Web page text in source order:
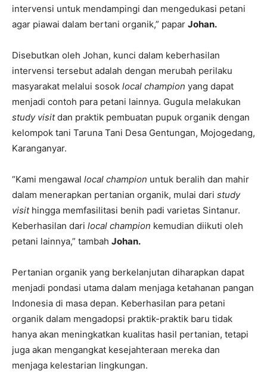
intervensi untuk mendampingi dan mengedukasi petani
agar piawai dalam bertani organik,” papar Johan.
Disebutkan oleh Johan, kunci dalam keberhasilan
intervensi tersebut adalah dengan merubah perilaku
masyarakat melalui sosok local champion yang dapat
menjadi contoh para petani lainnya. Gugula melakukan
study visitdan praktik pembuatan pupuk organik dengan
kelompok tani Taruna Tani Desa Gentungan, Mojogedang,
Karanganyar.
“Kami mengawal local champion untuk beralih dan mahir
dalam menerapkan pertanian organik, mulai dari study
visit hingga memfasilitasi benih padi varietas Sintanur.
Keberhasilan dari local champion kemudian diikuti oleh
petani lainnya,” tambah Johan.
Pertanian organik yang berkelanjutan diharapkan dapat
menjadi pondasi utama dalam menjaga ketahanan pangan
Indonesia di masa depan. Keberhasilan para petani
organik dalam mengadopsi praktik-praktik baru tidak
hanya akan meningkatkan kualitas hasil pertanian, tetapi
juga akan mengangkat kesejahteraan mereka dan
menjaga kelestarian lingkungan.